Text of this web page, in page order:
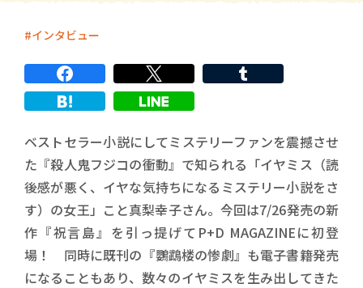
インタビュー
ベストセラー小説にしてミステリーファンを震撼させ
た『殺人鬼フジコの衝動』で知られる「イヤミス（読
後感が悪く、イヤな気持ちになるミステリー小説をさ
す）の女王」こと真梨幸子さん。今回は7/26発売の新
作『祝言島』を引っ提げてP+D MAGAZINEに初登
場！ 同時に既刊の『鸚鵡楼の惨劇』も電子書籍発売
になることもあり、数々のイヤミスを生み出してきた